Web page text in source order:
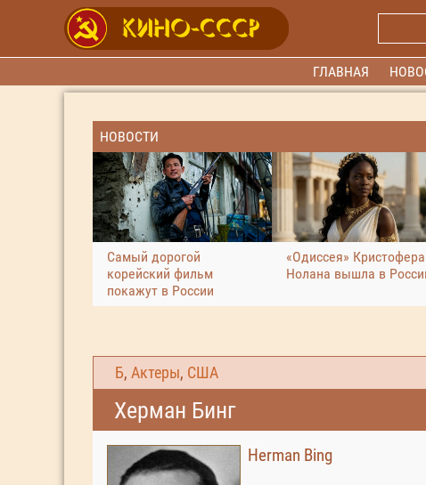
ГЛАВНАЯ
НОВОСТИ
Самый дорогой
корейский фильм
покажут в России
«Одиссея» Кристофера
Нолана вышла в
Б, Актеры, США
Херман Бинг
Herman Bing